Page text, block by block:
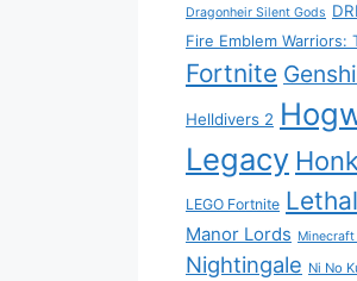
Dragonheir Silent Gods
Fire Emblem Warriors:
Fortnite
Helldivers 2
Legacy
LEGO Fortnite
Manor Lords
Nightingale Ni No